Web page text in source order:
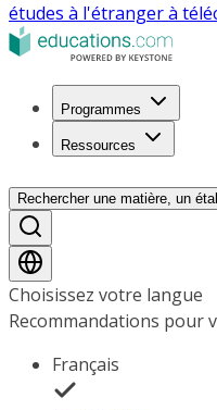
études à l'étranger à
Programmes
Ressources
Rechercher une matière, un
Choisissez votre langue
Recommandations pour
Français